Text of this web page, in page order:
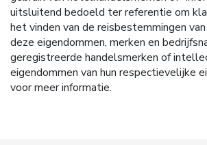
uitsluitend bedoeld ter referentie om
het vinden van de reisbestemmingen
deze eigendommen, merken en
geregistreerde handelsmerken of
eigendommen van hun respectievelijke
voor meer informatie.